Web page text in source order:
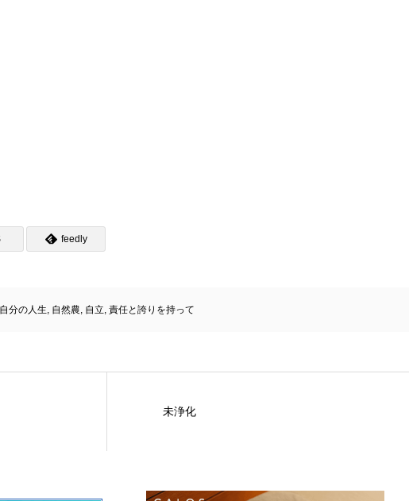
feedly
自分の人生, 自然農, 自立, 責任と誇りを持って
未浄化